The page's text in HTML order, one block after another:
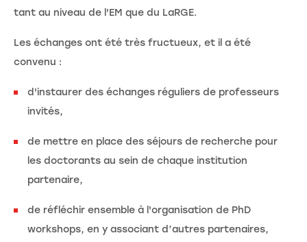
tant au niveau de l'EM que du LaRGE.
Les échanges ont été très fructueux, et il a été
convenu :
d'instaurer des échanges réguliers de professeurs
invités,
de mettre en place des séjours de recherche pour
les doctorants au sein de chaque institution
partenaire,
de réfléchir ensemble à l'organisation de PhD
workshops, en y associant d’autres partenaires,